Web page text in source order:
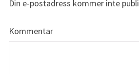
Din e-postadress kommer inte
Kommentar